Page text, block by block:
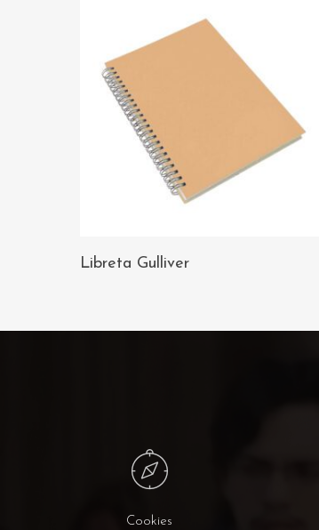
AÑADIR AL
Libreta Gulliver
Cookies